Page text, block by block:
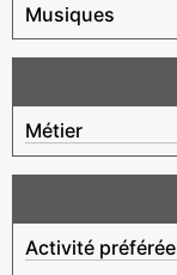
Musiques
Métier
Activité préférée